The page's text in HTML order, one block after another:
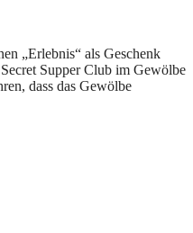
Supper Club im Gewölbe
dass das Gewölbe